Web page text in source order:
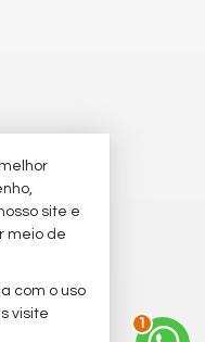
site e
meio de
com o uso
visite